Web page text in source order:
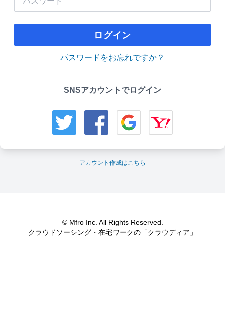
ログイン
パスワードをお忘れですか？
SNSアカウントでログイン
アカウント作成はこちら
© Mfro Inc. All Rights Reserved.
クラウドソーシング・在宅ワークの「クラウディア」